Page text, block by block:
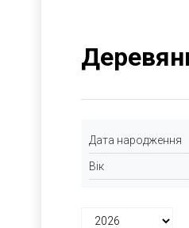
Дата народження
Вік